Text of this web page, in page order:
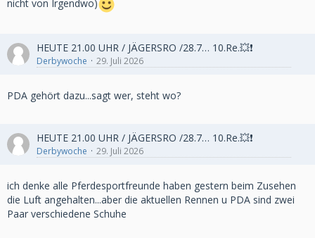
nicht von Irgendwo)
HEUTE 21.00 UHR / JÄGERSRO /28.7… 10.Re.💥❗️
Derbywoche 29. Juli 2026
PDA gehört dazu...sagt wer, steht wo?
HEUTE 21.00 UHR / JÄGERSRO /28.7… 10.Re.💥❗️
Derbywoche 29. Juli 2026
ich denke alle Pferdesportfreunde haben gestern beim Zusehen
die Luft angehalten...aber die aktuellen Rennen u PDA sind zwei
Paar verschiedene Schuhe